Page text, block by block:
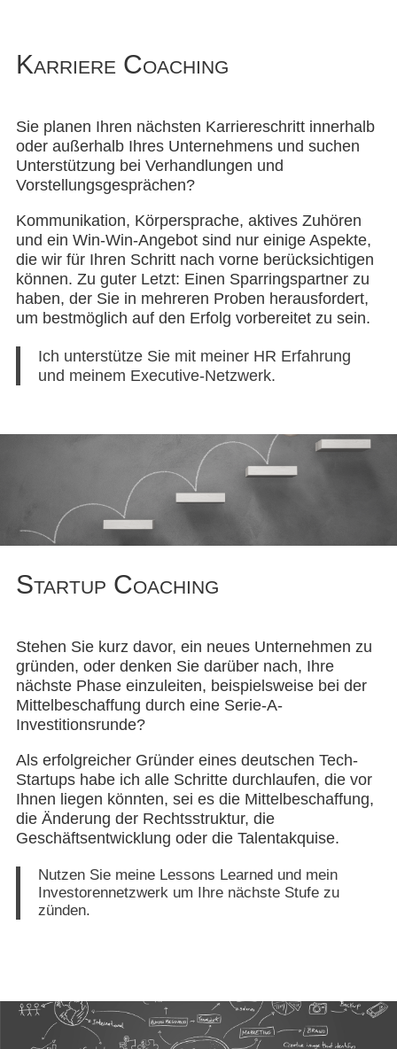
Karriere Coaching
Sie planen Ihren nächsten Karriereschritt innerhalb
oder außerhalb Ihres Unternehmens und suchen
Unterstützung bei Verhandlungen und
Vorstellungsgesprächen?
Kommunikation, Körpersprache, aktives Zuhören
und ein Win-Win-Angebot sind nur einige Aspekte,
die wir für Ihren Schritt nach vorne berücksichtigen
können. Zu guter Letzt: Einen Sparringspartner zu
haben, der Sie in mehreren Proben herausfordert,
um bestmöglich auf den Erfolg vorbereitet zu sein.
Ich unterstütze Sie mit meiner HR Erfahrung
und meinem Executive-Netzwerk.
Startup Coaching
Stehen Sie kurz davor, ein neues Unternehmen zu
gründen, oder denken Sie darüber nach, Ihre
nächste Phase einzuleiten, beispielsweise bei der
Mittelbeschaffung durch eine Serie-A-
Investitionsrunde?
Als erfolgreicher Gründer eines deutschen Tech-
Startups habe ich alle Schritte durchlaufen, die vor
Ihnen liegen könnten, sei es die Mittelbeschaffung,
die Änderung der Rechtsstruktur, die
Geschäftsentwicklung oder die Talentakquise.
Nutzen Sie meine Lessons Learned und mein
Investorennetzwerk um Ihre nächste Stufe zu
zünden.